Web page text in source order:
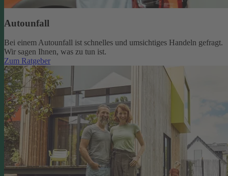
Autounfall
Bei einem Autounfall ist schnelles und umsichtiges Handeln gefragt.
Wir sagen Ihnen, was zu tun ist.
Zum Ratgeber